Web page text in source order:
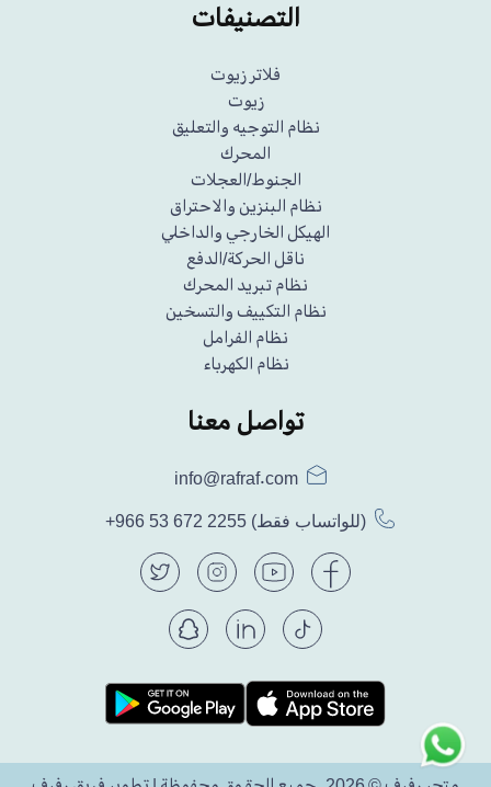
التصنيفات
فلاتر زيوت
زيوت
نظام التوجيه والتعليق
المحرك
الجنوط/العجلات
نظام البنزين والاحتراق
الهيكل الخارجي والداخلي
ناقل الحركة/الدفع
نظام تبريد المحرك
نظام التكييف والتسخين
نظام الفرامل
نظام الكهرباء
تواصل معنا
info@rafraf.com
+966 53 672 2255 (للواتساب فقط)